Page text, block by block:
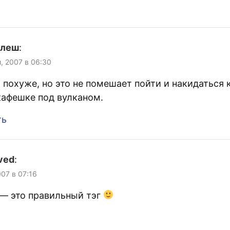
:
2007 в 06:30
похуже, но это не помешает пойти и накидаться
под вулканом.
:
в 07:16
это правильный тэг